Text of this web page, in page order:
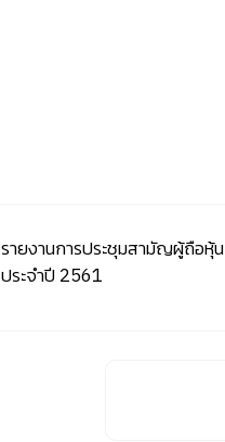
รายงานการประชุมสามัญผู้ถือหุ้น
ประจำปี 2561